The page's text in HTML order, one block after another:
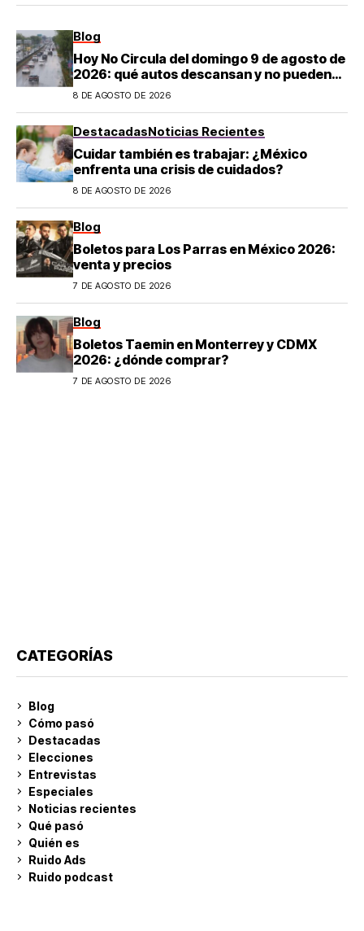
Blog
Hoy No Circula del domingo 9 de agosto de
2026: qué autos descansan y no pueden
salir en CDMX y el Estado de México; estos
8 DE AGOSTO DE 2026
DestacadasNoticias Recientes
Cuidar también es trabajar: ¿México
enfrenta una crisis de cuidados?
8 DE AGOSTO DE 2026
Blog
Boletos para Los Parras en México 2026:
venta y precios
7 DE AGOSTO DE 2026
Blog
Boletos Taemin en Monterrey y CDMX
2026: ¿dónde comprar?
7 DE AGOSTO DE 2026
CATEGORÍAS
Blog
Cómo pasó
Destacadas
Elecciones
Entrevistas
Especiales
Noticias recientes
Qué pasó
Quién es
Ruido Ads
Ruido podcast